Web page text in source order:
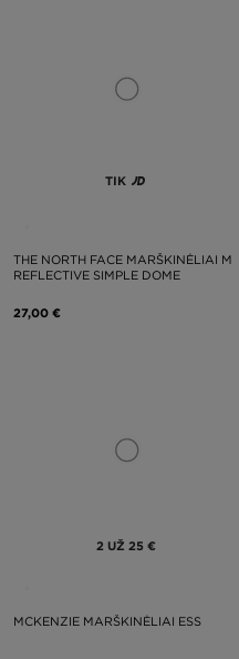
TIK
THE NORTH FACE MARŠKINĖLIAI M
REFLECTIVE SIMPLE DOME
27,00 €
2 UŽ 25 €
MCKENZIE MARŠKINĖLIAI ESS